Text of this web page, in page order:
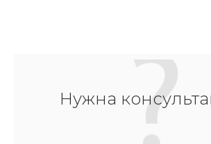
Нужна